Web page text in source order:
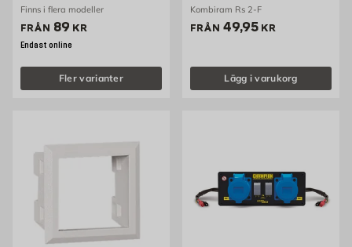
Finns i flera modeller
FRÅN Pris 89 kr
89 KR
Endast online
Fler varianter
Kombiram Rs 2-F
FRÅN Pris 49.95 kr
49,95 KR
Lägg i varukorg